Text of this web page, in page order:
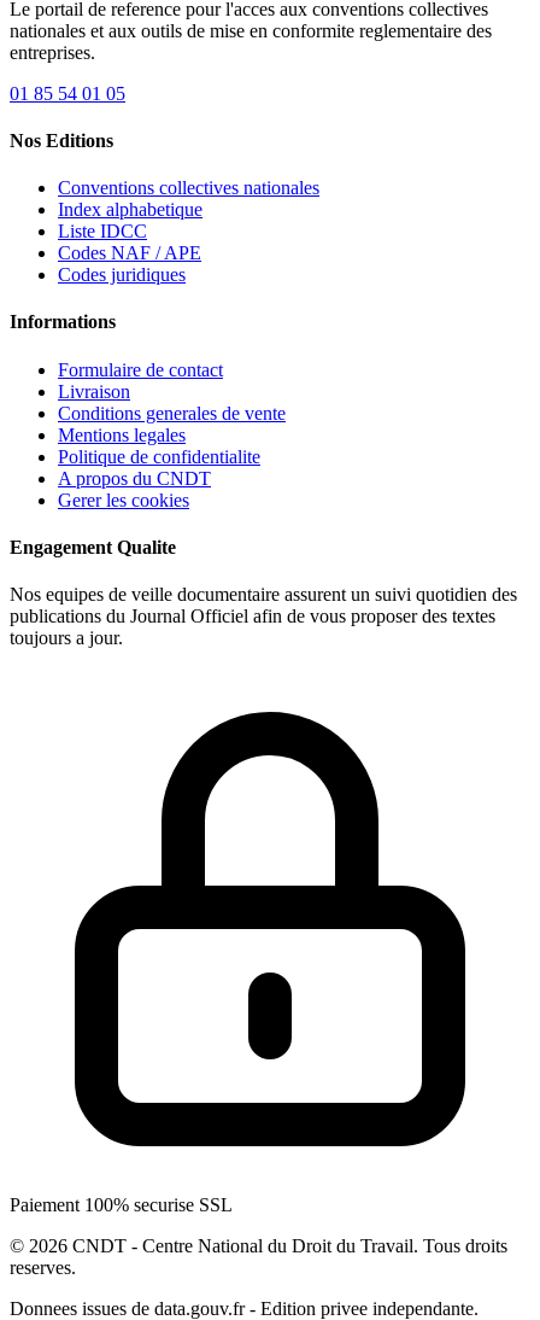
Le portail de reference pour l'acces aux conventions collectives
nationales et aux outils de mise en conformite reglementaire des
entreprises.
01 85 54 01 05
Nos Editions
Conventions collectives nationales
Index alphabetique
Liste IDCC
Codes NAF / APE
Codes juridiques
Informations
Formulaire de contact
Livraison
Conditions generales de vente
Mentions legales
Politique de confidentialite
A propos du CNDT
Gerer les cookies
Engagement Qualite
Nos equipes de veille documentaire assurent un suivi quotidien des
publications du Journal Officiel afin de vous proposer des textes
toujours a jour.
Paiement 100% securise SSL
© 2026 CNDT - Centre National du Droit du Travail. Tous droits
reserves.
Donnees issues de data.gouv.fr - Edition privee independante.